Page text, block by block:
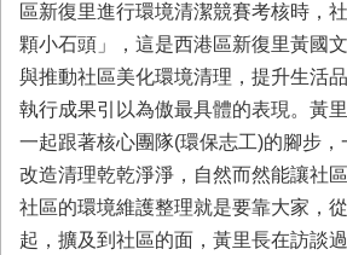
災
防
新
聞
業
務
專
區
區新復里進行環境清潔競賽考核時，
顆小石頭」，這是西港區新復里黃國
與推動社區美化環境清理，提升生活
執行成果引以為傲最具體的表現。黃
一起跟著核心團隊(環保志工)的腳步
改造清理乾乾淨淨，自然而然能讓社
社區的環境維護整理就是要靠大家，
起，擴及到社區的面，黃里長在訪談